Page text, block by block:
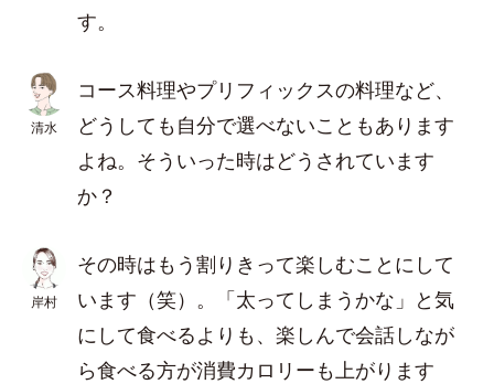
す。
清水
コース料理やプリフィックスの料理など、
どうしても自分で選べないこともあります
よね。そういった時はどうされています
か？
岸村
その時はもう割りきって楽しむことにして
います（笑）。「太ってしまうかな」と気
にして食べるよりも、楽しんで会話しなが
ら食べる方が消費カロリーも上がります